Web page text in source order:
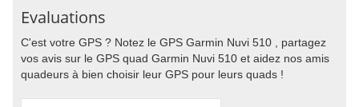
Evaluations
C'est votre GPS ? Notez le GPS Garmin Nuvi 510 , partagez
vos avis sur le GPS quad Garmin Nuvi 510 et aidez nos amis
quadeurs à bien choisir leur GPS pour leurs quads !